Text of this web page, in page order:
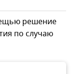
решение
по случаю